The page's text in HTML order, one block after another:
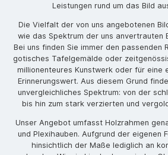
Leistungen rund um das Bild
Die Vielfalt der von uns angebotenen
wie das Spektrum der uns anvertrauten
Bei uns finden Sie immer den passenden
gotisches Tafelgemälde oder
millionenteures Kunstwerk oder für eine
Erinnerungswert. Aus diesem Grund
unvergleichliches Spektrum: von der
bis hin zum stark verzierten und
Unser Angebot umfasst Holzrahmen
und Plexihauben. Aufgrund der eigenen
hinsichtlich der Maße lediglich an